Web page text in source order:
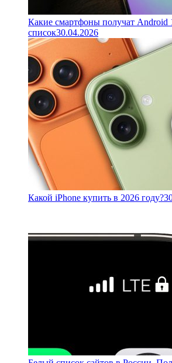
Какие смартфоны получат Android
список30.04.2026
Какой iPhone купить в 2026 году?